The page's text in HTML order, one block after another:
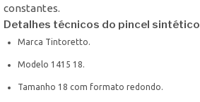
constantes.
Detalhes técnicos do pincel sintético
Marca Tintoretto.
Modelo 1415 18.
Tamanho 18 com formato redondo.